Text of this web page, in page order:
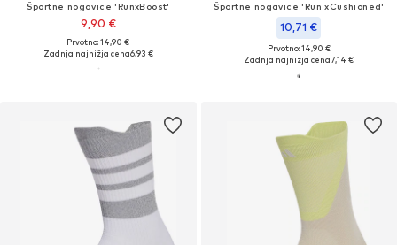
Športne nogavice 'RunxBoost'
9,90 €
Prvotno: 14,90 €
Zadnja najnižja cena6,93 €
Športne nogavice 'Run xCushioned'
10,71 €
Prvotno: 14,90 €
Zadnja najnižja cena7,14 €